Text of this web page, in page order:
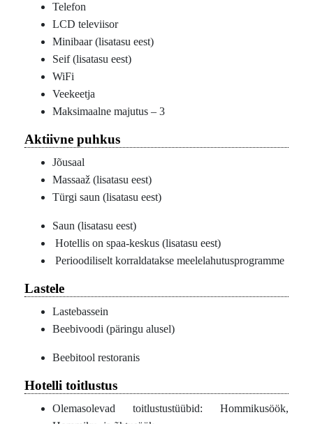
Telefon
LCD televiisor
Minibaar (lisatasu eest)
Seif (lisatasu eest)
WiFi
Veekeetja
Maksimaalne majutus – 3
Aktiivne puhkus
Jõusaal
Massaaž (lisatasu eest)
Türgi saun (lisatasu eest)
Saun (lisatasu eest)
Hotellis on spaa-keskus (lisatasu eest)
Perioodiliselt korraldatakse meelelahutusprogramme
Lastele
Lastebassein
Beebivoodi (päringu alusel)
Beebitool restoranis
Hotelli toitlustus
Olemasolevad toitlustustüübid: Hommikusöök,